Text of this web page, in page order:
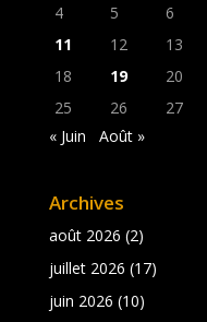
4
5 6
11
12 13
18
19 20
25
26 27
« Juin
Août »
Archives
août 2026 (2)
juillet 2026 (17)
juin 2026 (10)